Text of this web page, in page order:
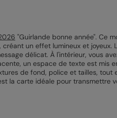
"Guirlande bonne année". Ce
un effet lumineux et
délicat. À l'intérieur, vous
un espace de texte est
de fond, police et tailles,
la carte idéale pour transmettre